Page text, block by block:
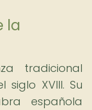
la
tradicional
XVIII. Su
española